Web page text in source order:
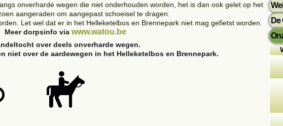
onverharde wegen die niet onderhouden worden, het is dan ook gelet op het
aangeraden om aangepast schoeisel te dragen.
Let wel dat er in het Helleketelbos en Brennepark niet mag gefietst worden.
Meer dorpsinfo via www.watou.be
over deels onverharde wegen.
niet over de aardewegen in het Helleketelbos en Brennepark.